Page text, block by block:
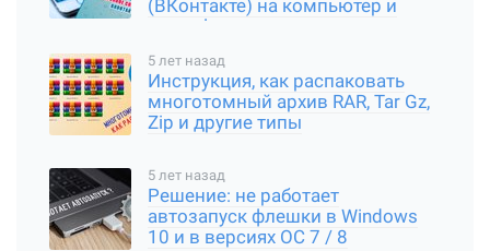
(ВКонтакте) на компьютер и
смартфон
5 лет назад
Инструкция, как распаковать
многотомный архив RAR, Tar Gz,
Zip и другие типы
5 лет назад
Решение: не работает
автозапуск флешки в Windows
10 и в версиях ОС 7 / 8